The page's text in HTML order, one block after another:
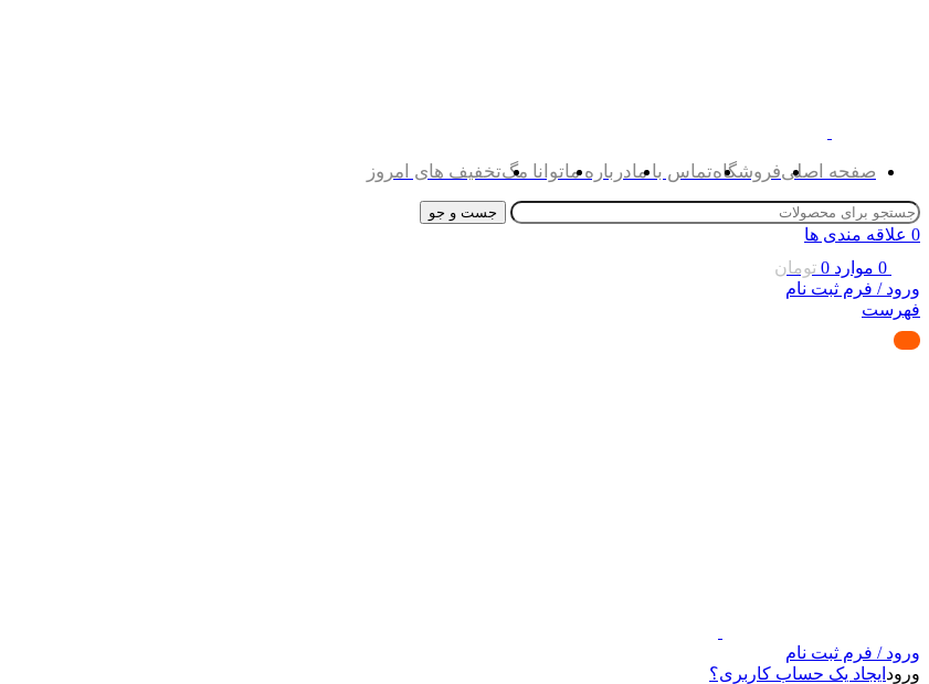
صفحه اصلیفروشگاهتماس با مادرباره ماتوانا مگتخفیف های امروز
جست و جو
0 علاقه مندی ها
0 موارد 0 تومان
ورود / فرم ثبت نام
فهرست
ورود / فرم ثبت نام
ورود ایجاد یک حساب کاربری؟